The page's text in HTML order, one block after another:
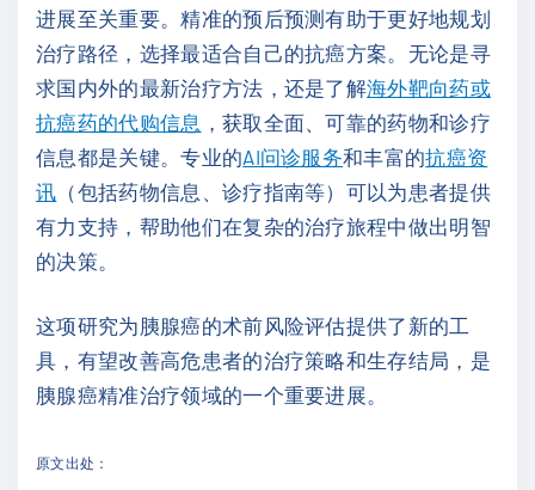
进展至关重要。精准的预后预测有助于更好地规划
治疗路径，选择最适合自己的抗癌方案。无论是寻
求国内外的最新治疗方法，还是了解海外靶向药或
抗癌药的代购信息
，获取全面、可靠的药物和诊疗
信息都是关键。专业的AI问诊服务和丰富的抗癌资
讯 （包括药物信息、诊疗指南等）可以为患者提供
有力支持，帮助他们在复杂的治疗旅程中做出明智
的决策。
这项研究为胰腺癌的术前风险评估提供了新的工
具，有望改善高危患者的治疗策略和生存结局，是
胰腺癌精准治疗领域的一个重要进展。
原文出处：